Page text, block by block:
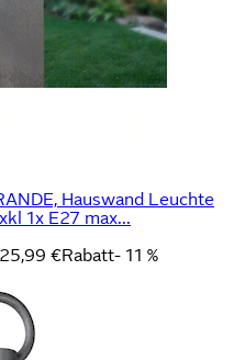
Hauswand Leuchte
1x E27 max...
€Rabatt- 11 %